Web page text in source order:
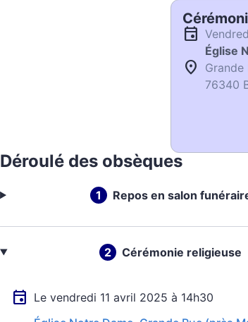
Église
Grande
76340
Déroulé des obsèques
Repos en salon
Cérémonie religieuse
Le vendredi 11 avril 2025 à 14h30